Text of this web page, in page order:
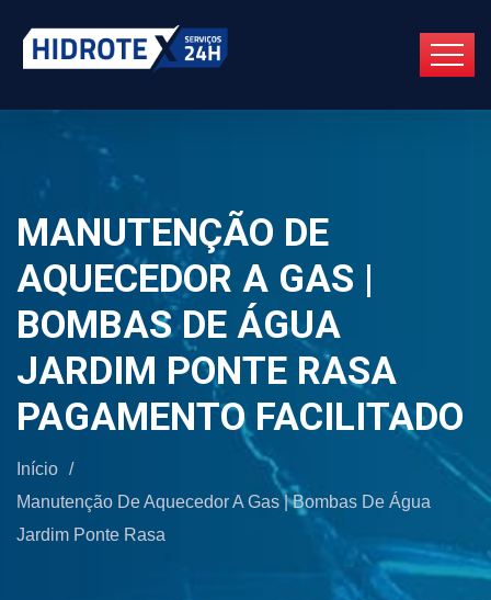
MANUTENÇÃO DE
AQUECEDOR A GAS |
BOMBAS DE ÁGUA
JARDIM PONTE RASA
PAGAMENTO FACILITADO
Início /
Manutenção De Aquecedor A Gas | Bombas De Água
Jardim Ponte Rasa